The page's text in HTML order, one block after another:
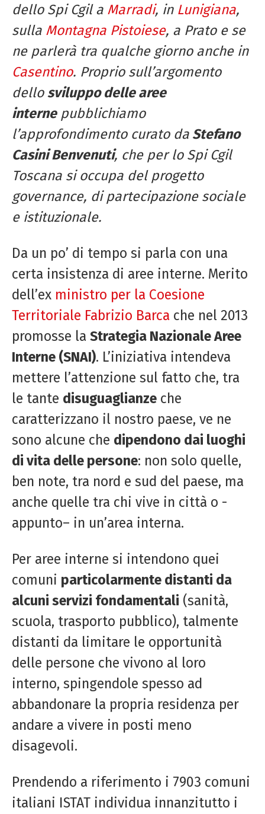
dello Spi Cgil a Marradi, in Lunigiana,
sulla Montagna Pistoiese, a Prato e se
ne parlerà tra qualche giorno anche in
Casentino. Proprio sull’argomento
dellosviluppo delle aree
internepubblichiamo
l’approfondimento curato da Stefano
Casini Benvenuti, che per lo Spi Cgil
Toscana si occupa del progetto
governance, di partecipazione sociale
e istituzionale.
Da un po’ di tempo si parla con una
certa insistenza di aree interne. Merito
dell’ex ministro per la Coesione
Territoriale Fabrizio Barca che nel 2013
promosse la Strategia Nazionale Aree
Interne (SNAI). L’iniziativa intendeva
mettere l’attenzione sul fatto che, tra
le tante disuguaglianze che
caratterizzano il nostro paese, ve ne
sono alcune che dipendono dai luoghi
di vita delle persone: non solo quelle,
ben note, tra nord e sud del paese, ma
anche quelle tra chi vive in città o -
appunto– in un’area interna.
Per aree interne si intendono quei
comuni particolarmente distanti da
alcuni servizi fondamentali (sanità,
scuola, trasporto pubblico), talmente
distanti da limitare le opportunità
delle persone che vivono al loro
interno, spingendole spesso ad
abbandonare la propria residenza per
andare a vivere in posti meno
disagevoli.
Prendendo a riferimento i 7903 comuni
italiani ISTAT individua innanzitutto i